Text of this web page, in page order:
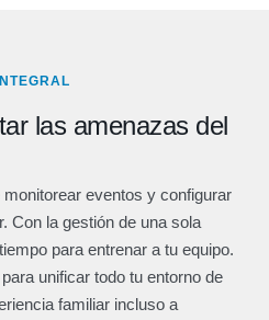
las amenazas del
eventos y configurar
Con la gestión de una sola
para entrenar a tu equipo.
unificar todo tu entorno de
familiar incluso a